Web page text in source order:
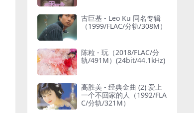
古巨基 - Leo Ku 同名专辑
（1999/FLAC/分轨/308M）
陈粒 - 玩（2018/FLAC/分
轨/491M）(24bit/44.1kHz)
高胜美 - 经典金曲 (2) 爱上
一个不回家的人（1992/FLA
C/分轨/321M）